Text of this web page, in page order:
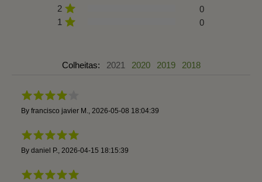
2
0
1
0
Colheitas: 2021 2020 2019 2018
By francisco javier M. 2026-05-08 18:04:39
By daniel P. 2026-04-15 18:15:39